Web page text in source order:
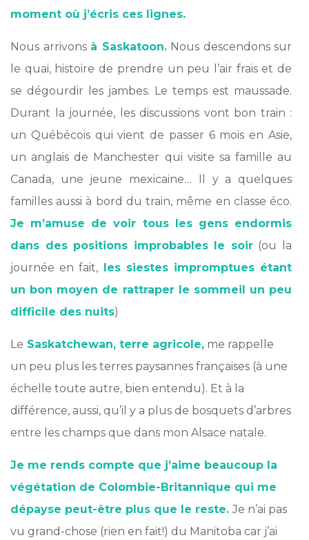
moment où j’écris ces lignes.
Nous arrivons à Saskatoon.Nous descendons sur
le quai, histoire de prendre un peu l’air frais et de
se dégourdir les jambes. Le temps est maussade.
Durant la journée, les discussions vont bon train :
un Québécois qui vient de passer 6 mois en Asie,
un anglais de Manchester qui visite sa famille au
Canada, une jeune mexicaine… Il y a quelques
familles aussi à bord du train, même en classe éco.
Je m’amuse de voir tous les gens endormis
dans des positions improbables le soir(ou la
journée en fait, les siestes impromptues étant
un bon moyen de rattraper le sommeil un peu
difficile des nuits)
Le Saskatchewan, terre agricole, me rappelle
un peu plus les terres paysannes françaises (à une
échelle toute autre, bien entendu). Et à la
différence, aussi, qu’il y a plus de bosquets d’arbres
entre les champs que dans mon Alsace natale.
Je me rends compte que j’aime beaucoup la
végétation de Colombie-Britannique qui me
dépayse peut-être plus que le reste. Je n’ai pas
vu grand-chose (rien en fait!) du Manitoba car j’ai